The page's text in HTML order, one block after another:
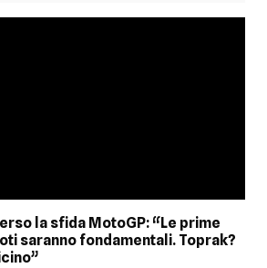
la sfida MotoGP: “Le prime
saranno fondamentali. Toprak?